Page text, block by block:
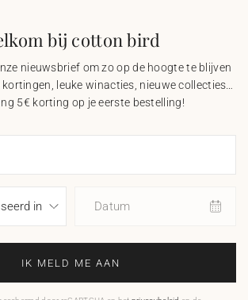
bij cotton bird
nieuwsbrief om zo op de hoogte te blijven
leuke winacties, nieuwe collecties…
5€ korting op je eerste bestelling!
Datum
IK MELD ME AAN